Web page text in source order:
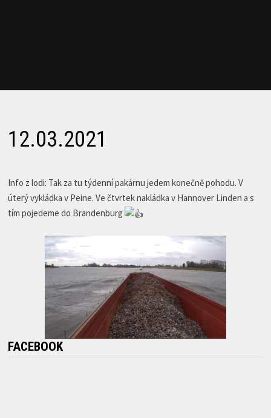
12.03.2021
Info z lodi: Tak za tu týdenní pakárnu jedem konečně pohodu. V
úterý vykládka v Peine. Ve čtvrtek nakládka v Hannover Linden a s
tím pojedeme do Brandenburg
FACEBOOK